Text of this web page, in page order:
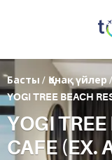
Басты / Қонақ үйлер/
YOGI
CAFE (EX.